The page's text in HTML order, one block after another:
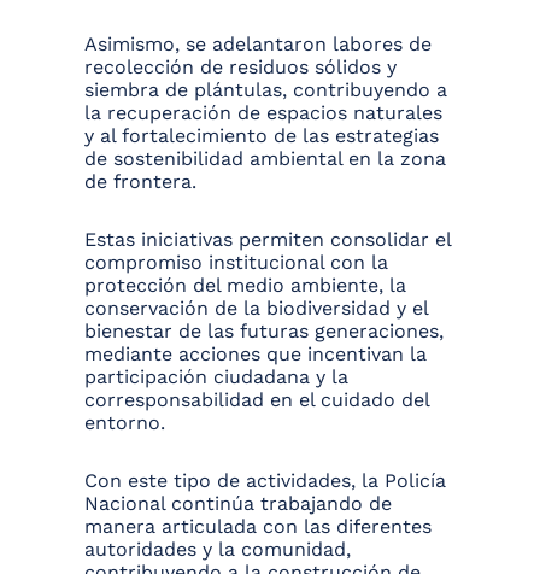
Asimismo, se adelantaron labores de
recolección de residuos sólidos y
siembra de plántulas, contribuyendo a
la recuperación de espacios naturales
y al fortalecimiento de las estrategias
de sostenibilidad ambiental en la zona
de frontera.
Estas iniciativas permiten consolidar el
compromiso institucional con la
protección del medio ambiente, la
conservación de la biodiversidad y el
bienestar de las futuras generaciones,
mediante acciones que incentivan la
participación ciudadana y la
corresponsabilidad en el cuidado del
entorno.
Con este tipo de actividades, la Policía
Nacional continúa trabajando de
manera articulada con las diferentes
autoridades y la comunidad,